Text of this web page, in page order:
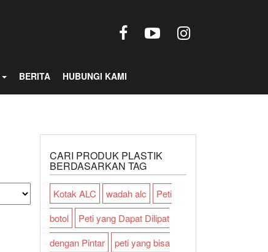
BERITA HUBUNGI KAMI
CARI PRODUK PLASTIK
BERDASARKAN TAG
Kotak ALC wadah alc
Peti
botol
Peti yang Dapat Dilipat
dengan Pintar
peti yang bisa